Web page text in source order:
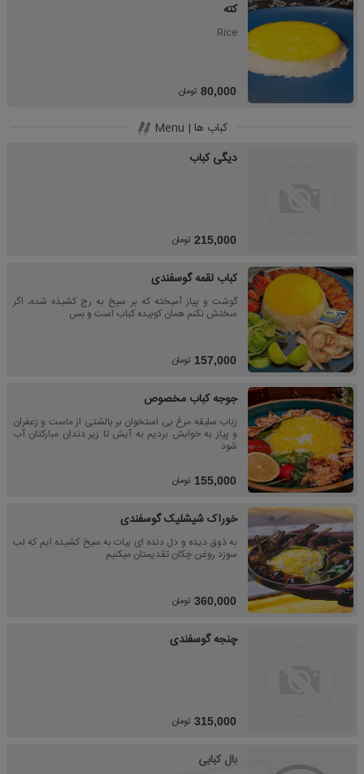
کته
Rice
80,000 تومان
کباب ها | Menu
دیگی کباب
215,000 تومان
کباب لقمه گوسفندی
گوشت و پیاز آمیخته که بر سیخ به رج کشیذه شده، اگر
سختش نکنم همان کوبیده کباب است و بس
157,000 تومان
جوجه کباب مخصوص
زباب سلیقه مرغ بی استخوان بر بالشتی از ماست و زعفران
و پیاز به خوابش بردیم به آیش تا زیر دندان مبارکتان آب
شود
155,000 تومان
خوراک شیشلیک گوسفندی
به ذوق دیده و دل دنده ای بیات به سیخ کشیده ایم که لب
سوزد روغن چکان تقدیمتان میکنیم
360,000 تومان
چنجه گوسفندی
315,000 تومان
بال کبابی